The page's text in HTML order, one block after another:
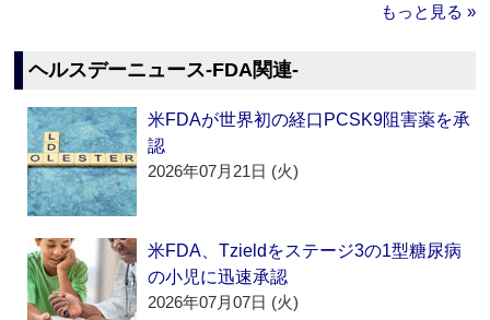
もっと見る »
ヘルスデーニュース‐FDA関連‐
米FDAが世界初の経口PCSK9阻害薬を承
認
2026年07月21日 (火)
米FDA、Tzieldをステージ3の1型糖尿病
の小児に迅速承認
2026年07月07日 (火)